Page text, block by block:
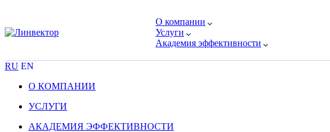
О компании
Услуги
Академия эффективности
RU EN
О КОМПАНИИ
УСЛУГИ
АКАДЕМИЯ ЭФФЕКТИВНОСТИ